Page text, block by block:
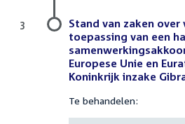
Stand van zaken
toepassing van een
Europese Unie en
Koninkrijk inzake
Te behandelen:
3